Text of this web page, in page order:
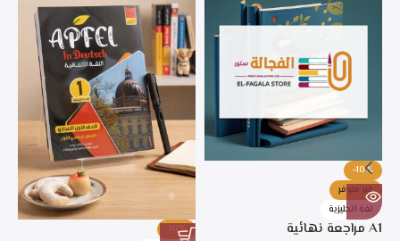
-10%
غير متوفر
لغة انجليزية
A1 مراجعة نهائية
-10%